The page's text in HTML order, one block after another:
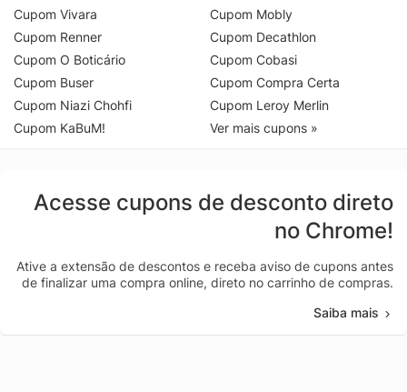
Cupom Vivara
Cupom Renner
Cupom O Boticário
Cupom Buser
Cupom Niazi Chohfi
Cupom KaBuM!
Cupom Mobly
Cupom Decathlon
Cupom Cobasi
Cupom Compra Certa
Cupom Leroy Merlin
Ver mais cupons »
Acesse cupons de desconto direto
no Chrome!
Ative a extensão de descontos e receba aviso de cupons antes
de finalizar uma compra online, direto no carrinho de compras.
Saiba mais